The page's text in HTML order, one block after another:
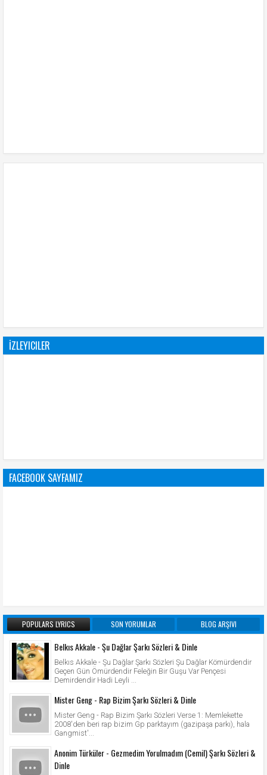
İZLEYICILER
FACEBOOK SAYFAMIZ
POPULARS LYRICS SON YORUMLAR BLOG ARŞIVI
Belkıs Akkale - Şu Dağlar Şarkı Sözleri & Dinle
Belkıs Akkale - Şu Dağlar Şarkı Sözleri Şu Dağlar Kömürdendir
Geçen Gün Ömürdendir Feleğin Bir Guşu Var Pençesi
Demirdendir Hadi Leyli ...
Mister Geng - Rap Bizim Şarkı Sözleri & Dinle
Mister Geng - Rap Bizim Şarkı Sözleri Verse 1: Memlekette
2008'den beri rap bizim Gp parktayım (gazipaşa parkı), hala
Gangmist'...
Anonim Türküler - Gezmedim Yorulmadım (Cemil) Şarkı Sözleri &
Dinle